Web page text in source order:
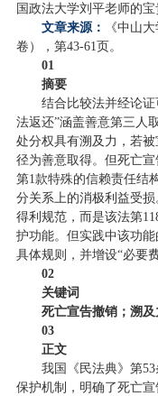
国政法大学刘平老师的宝
文章来源：
《中山
卷），第43-61页。
01
摘要
结合比较法并经论
法返还”涵盖善意第三人
处分权具有溯及力，若
径为善意取得。但死亡
第1款特殊的信赖责任结
分关系上的消极利益受
得利规范，而是该法第
护功能。但实践中该功
具体规则，并增设“必要
02
关键词
死亡宣告撤销；溯
03
正文
我国《民法典》第
保护机制，明确了死亡